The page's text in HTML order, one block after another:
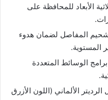
الأبعاد للمحافظة على
المفاصل لضمان هدوء
المستوية.
الوسائط المتعددة
الألماني (اللون الأزرق